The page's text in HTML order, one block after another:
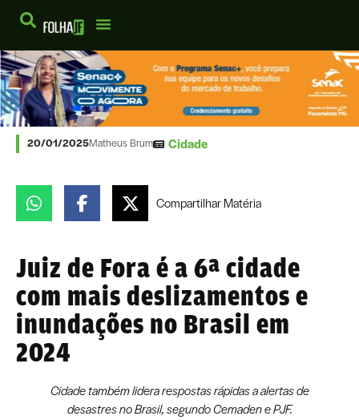
20/01/2025Matheus Brum Cidade
CompartilharMatéria
Juiz de Fora é a 6ª cidade
com mais deslizamentos e
inundações no Brasil em
2024
Cidade também lidera respostas rápidas a alertas de
desastres no Brasil, segundo Cemaden e PJF.